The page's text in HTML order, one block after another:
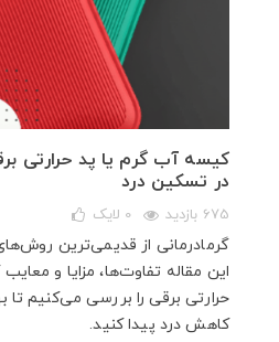
کیسه آب گرم یا پد حرارتی
در تسکین درد
675 بازدید 0 لایک
گرمادرمانی از قدیمی‌ترین
این مقاله تفاوت‌ها، مزایا و
حرارتی برقی را بررسی می‌کنیم تا
کاهش درد پیدا کنید.